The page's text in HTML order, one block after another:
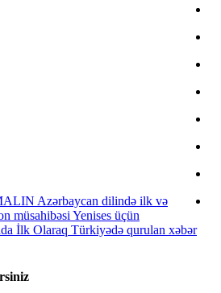
Azərbaycan dilində ilk və
müsahibəsi Yenises üçün
İlk Olaraq Türkiyədə qurulan xəbər